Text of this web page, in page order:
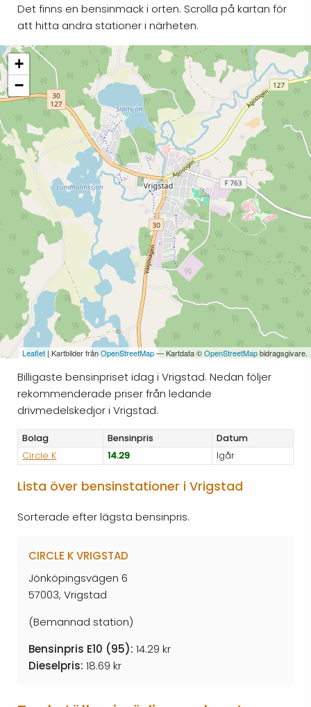
Det finns en bensinmack i orten. Scrolla på kartan för
att hitta andra stationer i närheten.
+
−
Leaflet | Kartbilder frånOpenStreetMap— Kartdata ©OpenStreetMapbidragsgivare.
Billigaste bensinpriset idag i Vrigstad. Nedan följer
rekommenderade priser från ledande
drivmedelskedjor i Vrigstad.
Bolag Bensinpris
Datum
Circle K
14.29 Igår
Lista över bensinstationer i Vrigstad
Sorterade efter lägsta bensinpris.
CIRCLE K VRIGSTAD
Jönköpingsvägen 6
57003, Vrigstad
(Bemannad station)
Bensinpris E10 (95): 14.29 kr
Dieselpris: 18.69 kr